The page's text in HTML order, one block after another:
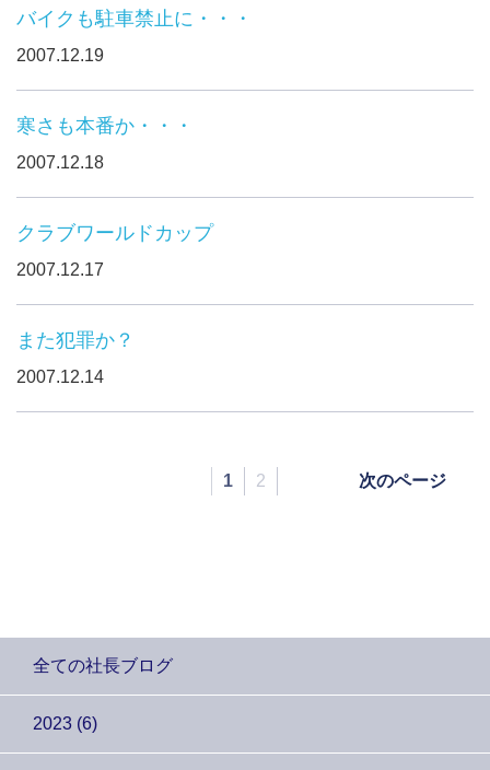
バイクも駐車禁止に・・・
2007.12.19
寒さも本番か・・・
2007.12.18
クラブワールドカップ
2007.12.17
また犯罪か？
2007.12.14
1 2 次のページ
全ての社長ブログ
2023 (6)